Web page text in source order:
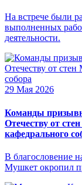
На встрече были
выполненных
деятельности.
29 Мая 2026
Команды
Отечеству от
кафедрального
В благословение
Мушкет окропил